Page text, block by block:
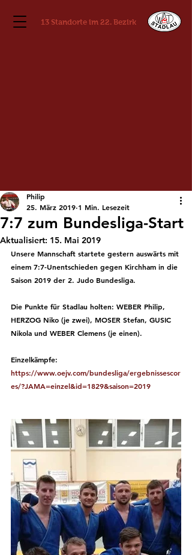
13 Standorte im 22. Bezirk
7:7 zum Bundesliga-Start
Philip
25. März 2019 1 Min. Lesezeit
Aktualisiert: 15. Mai 2019
Unsere Mannschaft startete gestern auswärts mit
einem 7:7-Unentschieden gegen Kirchham in die
Saison 2019 der 2. Judo Bundesliga.
Die Punkte für Stadlau holten: WEBER Philip,
HERZOG Niko (je zwei), MOSER Stefan, GUSIC
Nikola und WEBER Clemens (je einen).
Einzelkämpfe:
https://www.oejv.com/bundesliga/ergebnissescor
es/?JAMA=einzel&id=1829&saison=2019